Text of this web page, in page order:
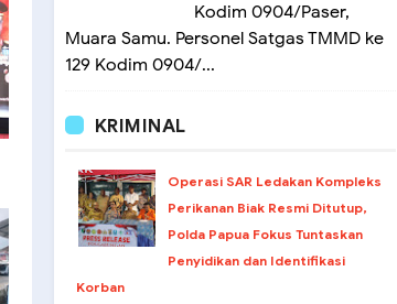
Kodim 0904/Paser,
Muara Samu. Personel Satgas TMMD ke
129 Kodim 0904/...
KRIMINAL
Operasi SAR Ledakan Kompleks
Perikanan Biak Resmi Ditutup,
Polda Papua Fokus Tuntaskan
Penyidikan dan Identifikasi
Korban